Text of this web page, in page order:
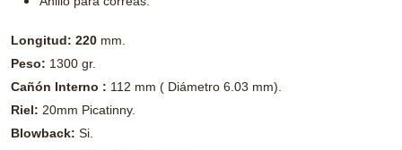
Longitud: 220 mm.
Peso: 1300 gr.
Cañón Interno : 112 mm ( Diámetro 6.03 mm).
Riel: 20mm Picatinny.
Blowback: Si.